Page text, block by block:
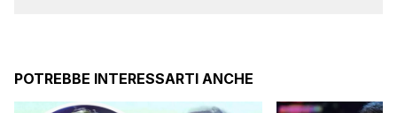
POTREBBE INTERESSARTI ANCHE